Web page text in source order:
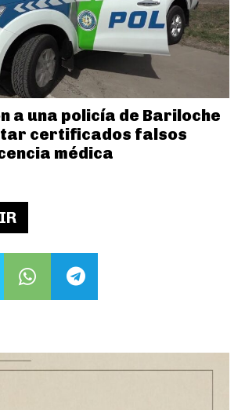
a una policía de Bariloche
certificados falsos
médica